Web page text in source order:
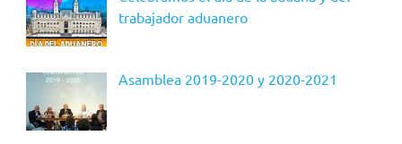
trabajador aduanero
Asamblea 2019-2020 y 2020-2021